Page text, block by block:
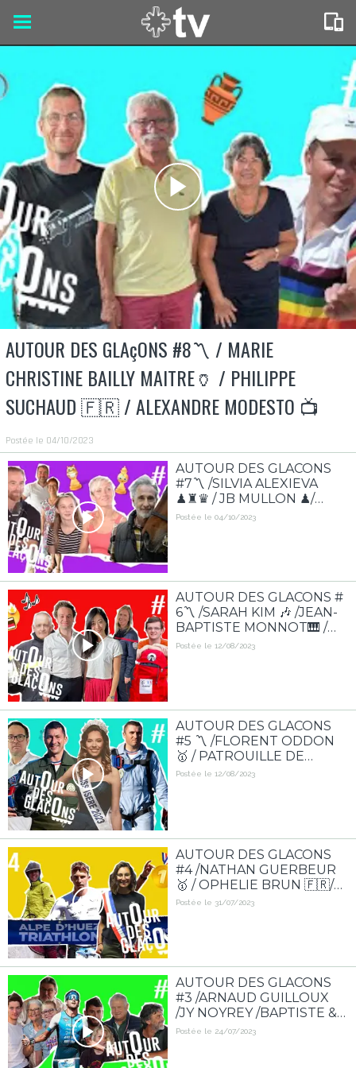
AUTOUR DES GLAçONS #8〽️ / MARIE
CHRISTINE BAILLY MAITRE🏺 / PHILIPPE
SUCHAUD 🇫🇷 / ALEXANDRE MODESTO 📺
Postée le 04/10/2023
AUTOUR DES GLACONS
#7〽️ /SILVIA ALEXIEVA
♟♜♛ / JB MULLON ♟/
THIERRY LHERMITTE🐴/
Postée le 04/10/2023
AUTOUR DES GLACONS #
6〽️ /SARAH KIM 🎶 /JEAN-
BAPTISTE MONNOT🎹 /
POMPIERS HUEZ🔥
Postée le 12/08/2023
AUTOUR DES GLACONS
#5 〽️ /FLORENT ODDON
🥇 / PATROUILLE DE
FRANCE 🇫🇷/ RAPHAÊL/
Postée le 12/08/2023
AUTOUR DES GLACONS
#4 /NATHAN GUERBEUR
🥇 / OPHELIE BRUN 🇫🇷/
ROMANE SIBILLE
Postée le 31/07/2023
AUTOUR DES GLACONS
#3 /ARNAUD GUILLOUX
/JY NOYREY /BAPTISTE &
CYRILLE/ CATHERINE &
Postée le 24/07/2023